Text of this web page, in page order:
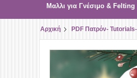
Μαλλι για Γνέσιμο & Felting
Αρχική PDF Πατρόν-